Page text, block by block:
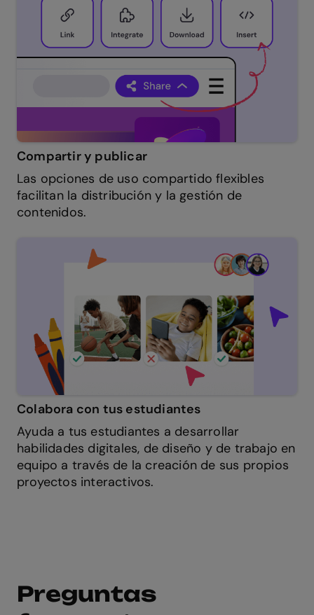
Compartir y publicar
Las opciones de uso compartido flexibles
facilitan la distribución y la gestión de
contenidos.
Colabora con tus estudiantes
Ayuda a tus estudiantes a desarrollar
habilidades digitales, de diseño y de trabajo en
equipo a través de la creación de sus propios
proyectos interactivos.
Preguntas